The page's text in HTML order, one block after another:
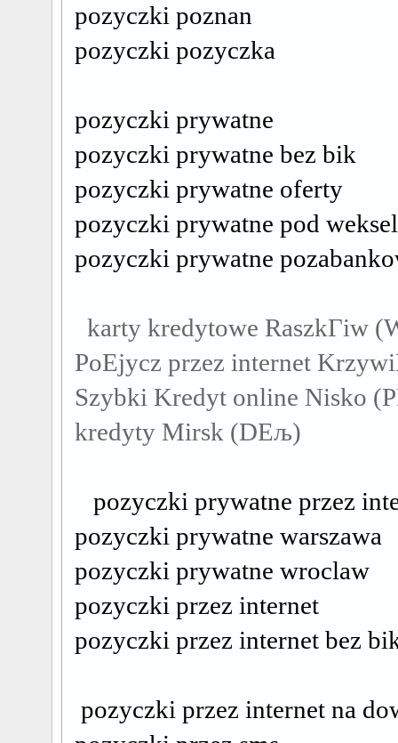
pozyczki poznan
pozyczki pozyczka
pozyczki prywatne
pozyczki prywatne bez bik
pozyczki prywatne oferty
pozyczki prywatne pod weksel
pozyczki prywatne
karty kredytowe RaszkГіw
PoЕјycz przez internet
Szybki Kredyt online Nisko
kredyty Mirsk (DЕљ)
pozyczki prywatne przez
pozyczki prywatne warszawa
pozyczki prywatne wroclaw
pozyczki przez internet
pozyczki przez internet bez
pozyczki przez internet na